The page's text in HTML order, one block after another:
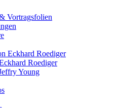
Vortragsfolien
Eckhard Roediger
Roediger
Young